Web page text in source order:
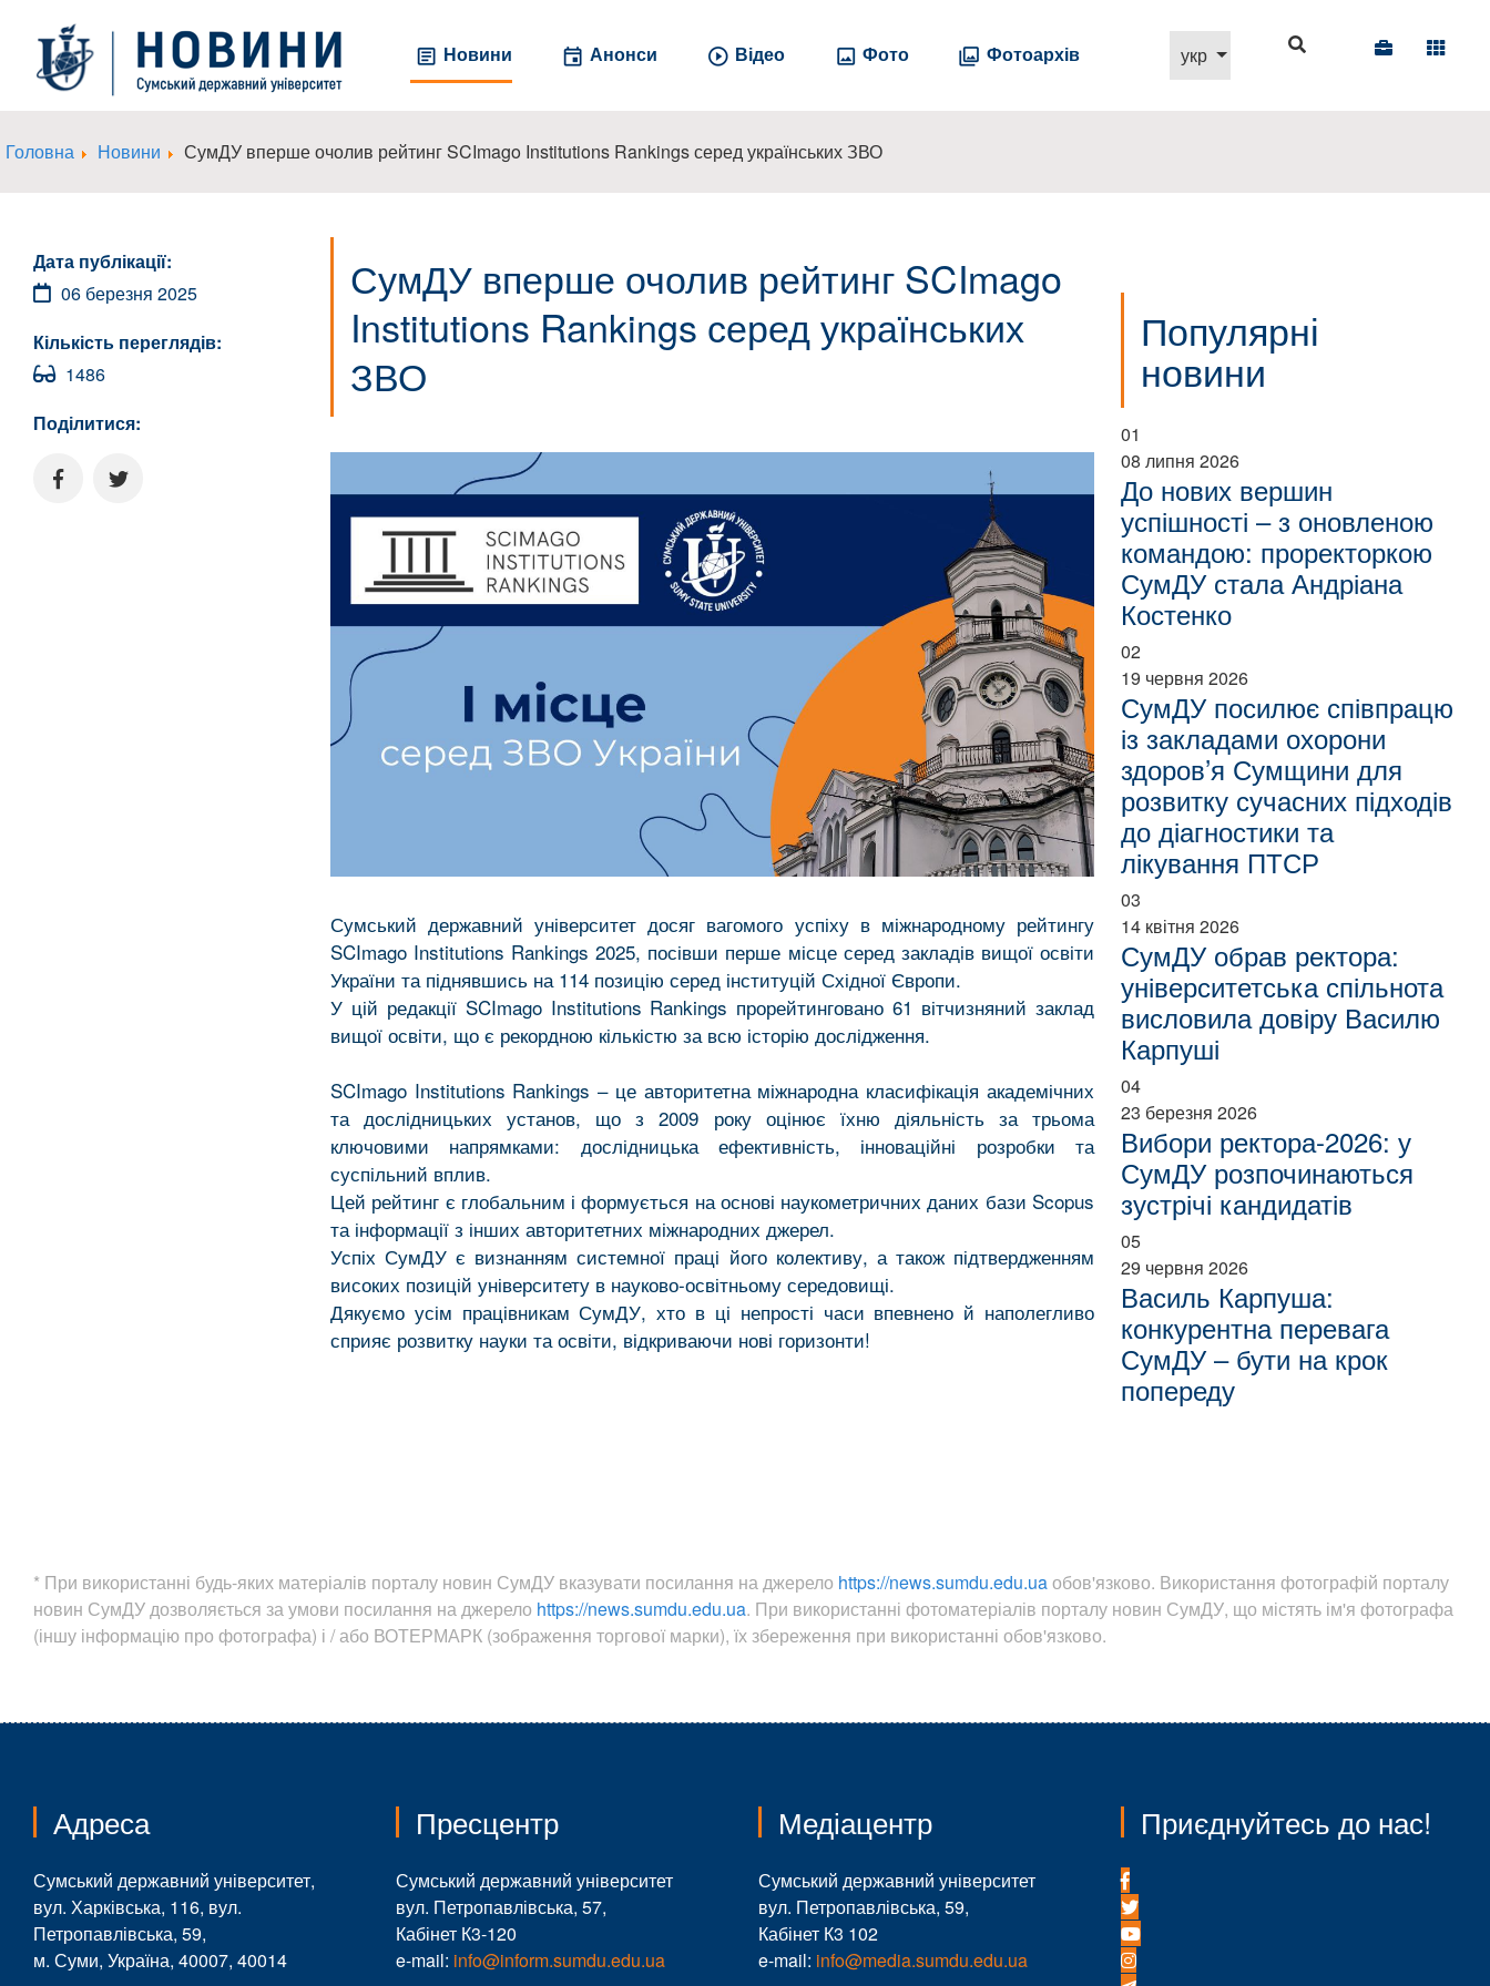
Виберіть свою мову
укр
Новини Анонси Відео Фото Фотоархів
Головна Новини СумДУ вперше очолив рейтинг SCImago Institutions Rankings серед українських ЗВО
Дата публікації:
06 березня 2025
Кількість переглядів:
1486
Поділитися:
СумДУ вперше очолив рейтинг SCImago
Institutions Rankings серед українських
ЗВО
Сумський державний університет досяг вагомого успіху в міжнародному рейтингу
SCImago Institutions Rankings 2025, посівши перше місце серед закладів вищої освіти
України та піднявшись на 114 позицію серед інституцій Східної Європи.
У цій редакції SCImago Institutions Rankings прорейтинговано 61 вітчизняний заклад
вищої освіти, що є рекордною кількістю за всю історію дослідження.
SCImago Institutions Rankings – це авторитетна міжнародна класифікація академічних
та дослідницьких установ, що з 2009 року оцінює їхню діяльність за трьома
ключовими напрямками: дослідницька ефективність, інноваційні розробки та
суспільний вплив.
Цей рейтинг є глобальним і формується на основі наукометричних даних бази Scopus
та інформації з інших авторитетних міжнародних джерел.
Успіх СумДУ є визнанням системної праці його колективу, а також підтвердженням
високих позицій університету в науково-освітньому середовищі.
Дякуємо усім працівникам СумДУ, хто в ці непрості часи впевнено й наполегливо
сприяє розвитку науки та освіти, відкриваючи нові горизонти!
Популярні
новини
01
08 липня 2026
До нових вершин
успішності – з оновленою
командою: проректоркою
СумДУ стала Андріана
Костенко
02
19 червня 2026
СумДУ посилює співпрацю
із закладами охорони
здоров’я Сумщини для
розвитку сучасних підходів
до діагностики та
лікування ПТСР
03
14 квітня 2026
СумДУ обрав ректора:
університетська спільнота
висловила довіру Василю
Карпуші
04
23 березня 2026
Вибори ректора-2026: у
СумДУ розпочинаються
зустрічі кандидатів
05
29 червня 2026
Василь Карпуша:
конкурентна перевага
СумДУ – бути на крок
попереду
* При використанні будь-яких матеріалів порталу новин СумДУ вказувати посилання на джерело https://news.sumdu.edu.uaобов'язково. Використання фотографій порталу
новин СумДУ дозволяється за умови посилання на джерело https://news.sumdu.edu.ua. При використанні фотоматеріалів порталу новин СумДУ, що містять ім'я фотографа
(іншу інформацію про фотографа) і / або ВОТЕРМАРК (зображення торгової марки), їх збереження при використанні обов'язково.
Адреса
Сумський державний університет,
вул. Харківська, 116, вул.
Петропавлівська, 59,
м. Суми, Україна, 40007, 40014
Пресцентр
Сумський державний університет
вул. Петропавлівська, 57,
Кабінет К3-120
e-mail: info@inform.sumdu.edu.ua
Медіацентр
Сумський державний університет
вул. Петропавлівська, 59,
Кабінет К3 102
e-mail: info@media.sumdu.edu.ua
Приєднуйтесь до нас!